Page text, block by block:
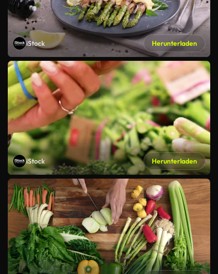
iStock Herunterladen
iStock Herunterladen